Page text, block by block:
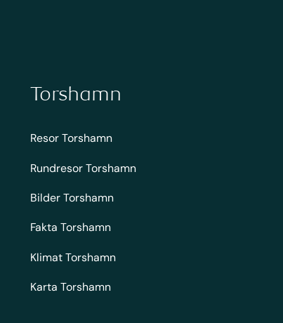
Torshamn
Resor Torshamn
Rundresor Torshamn
Bilder Torshamn
Fakta Torshamn
Klimat Torshamn
Karta Torshamn